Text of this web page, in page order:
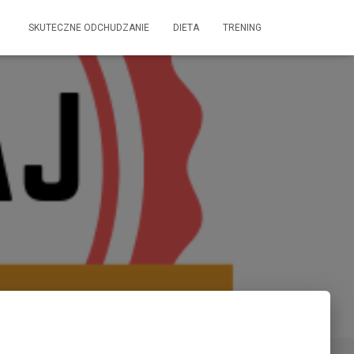
SKUTECZNE ODCHUDZANIE DIETA TRENING